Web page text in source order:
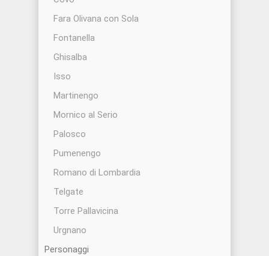
Fara Olivana con Sola
Fontanella
Ghisalba
Isso
Martinengo
Mornico al Serio
Palosco
Pumenengo
Romano di Lombardia
Telgate
Torre Pallavicina
Urgnano
Personaggi